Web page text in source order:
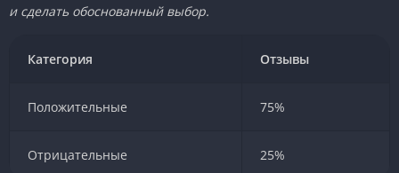
и сделать обоснованный выбор.
Категория Отзывы
Положительные 75%
Отрицательные 25%